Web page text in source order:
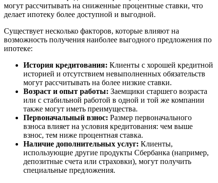
могут рассчитывать на сниженные процентные ставки, что
делает ипотеку более доступной и выгодной.
Существует несколько факторов, которые влияют на
возможность получения наиболее выгодного предложения по
ипотеке:
История кредитования: Клиенты с хорошей кредитной
историей и отсутствием невыполненных обязательств
могут рассчитывать на более низкие ставки.
Возраст и опыт работы: Заемщики старшего возраста
или с стабильной работой в одной и той же компании
также могут иметь преимущества.
Первоначальный взнос: Размер первоначального
взноса влияет на условия кредитования: чем выше
взнос, тем ниже процентная ставка.
Наличие дополнительных услуг: Клиенты,
использующие другие продукты Сбербанка (например,
депозитные счета или страховки), могут получить
специальные предложения.